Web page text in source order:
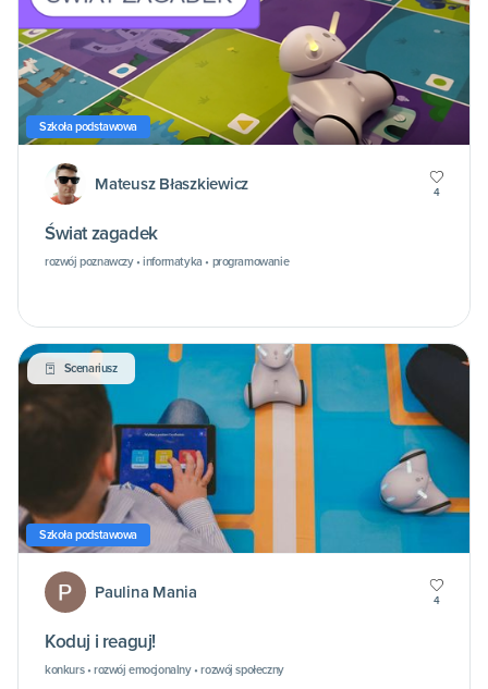
Szkoła podstawowa
Mateusz Błaszkiewicz 4
Świat zagadek
rozwój poznawczy • informatyka • programowanie
Scenariusz
Szkoła podstawowa
Paulina Mania 4
Koduj i reaguj!
konkurs • rozwój emocjonalny • rozwój społeczny